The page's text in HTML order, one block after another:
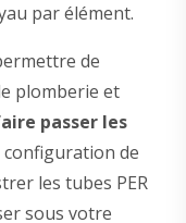
par élément.
de
plomberie et
passer les
configuration de
les tubes PER
sous votre